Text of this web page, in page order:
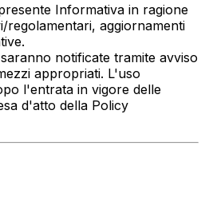
Informativa in ragione
regolamentari, aggiornamenti
notificate tramite avviso
appropriati. L'uso
l'entrata in vigore delle
d'atto della Policy